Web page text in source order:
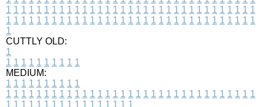
1 1 1 1 1 1 1 1 1 1 1 1 1 1 1 1 1 1 1 1 1 1 1 1 1 1 1 1 1 1 1 1 1
1 1 1 1 1 1 1 1 1 1 1 1 1 1 1 1 1 1 1 1 1 1 1 1 1 1 1 1 1 1 1 1 1
1
CUTTLY OLD:
1
1 1 1 1 1 1 1 1 1 1
MEDIUM:
1 1 1 1 1 1 1 1 1 1
1 1 1 1 1 1 1 1 1 1 1 1 1 1 1 1 1 1 1 1 1 1 1 1 1 1 1 1 1 1 1 1 1
1 1 1 1 1 1 1 1 1 1 1 1 1 1 1 1 1